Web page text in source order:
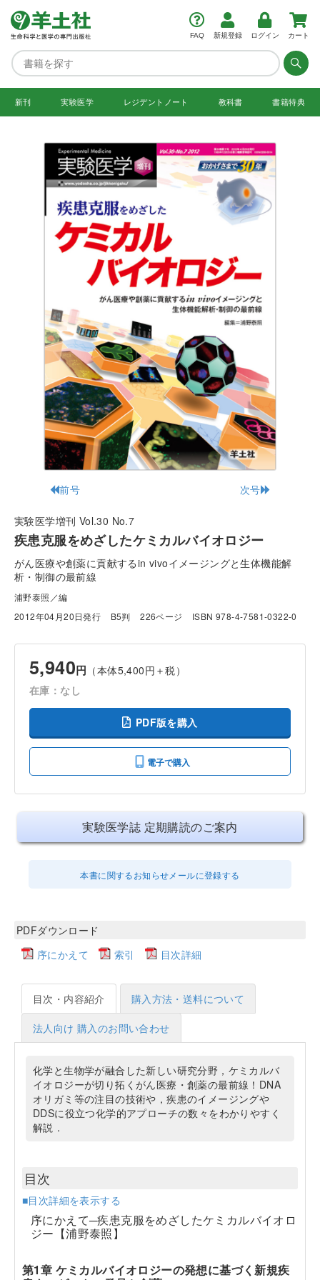
FAQ 新規登録 ログイン カート
新刊 実験医学 レジデント ノート 教科書 書籍特典
前号 次号
実験医学増刊 Vol.30 No.7
疾患克服をめざしたケミカルバイオロジー
がん医療や創薬に貢献するin vivoイメージングと生体機能解
析・制御の最前線
浦野泰照／編
2012年04月20日発行
B5判 226ページ ISBN 978-4-7581-0322-0
5,940円 （本体5,400円＋税）
在庫：なし
PDF版を購入
電子で購入
実験医学誌 定期購読のご案内
本書に関するお知らせメールに登録する
PDFダウンロード
序にかえて
索引 目次詳細
目次・内容紹介 購入方法・送料について
法人向け 購入のお問い合わせ
化学と生物学が融合した新しい研究分野，ケミカルバ
イオロジーが切り拓くがん医療・創薬の最前線！DNA
オリガミ等の注目の技術や，疾患のイメージングや
DDSに役立つ化学的アプローチの数々をわかりやすく
解説．
目次
■目次詳細を表示する
序にかえて─疾患克服をめざしたケミカルバイオロ
ジー【浦野泰照】
第1章 ケミカルバイオロジーの発想に基づく新規疾